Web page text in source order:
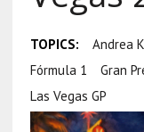
TOPICS: Andrea
Fórmula 1
Gran
Las Vegas GP